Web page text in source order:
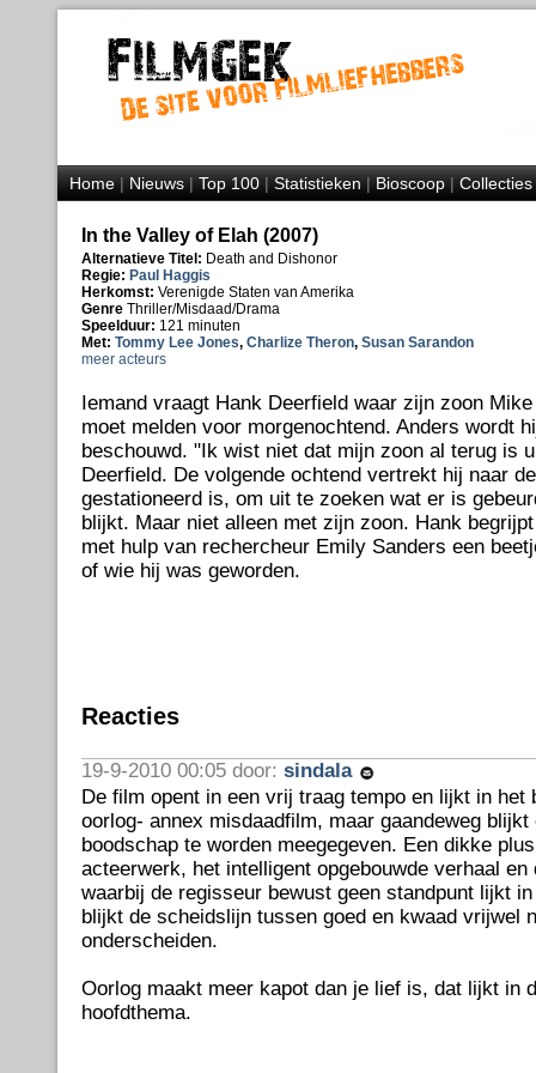
Home|Nieuws|Top 100|Statistieken|Bioscoop|Collecties
In the Valley of Elah (2007)
Alternatieve Titel: Death and Dishonor
Regie: Paul Haggis
Herkomst: Verenigde Staten van Amerika
Genre Thriller/Misdaad/Drama
Speelduur: 121 minuten
Met: Tommy Lee Jones, Charlize Theron, Susan Sarandon
meer acteurs
Iemand vraagt Hank Deerfield waar zijn zoon
moet melden voor morgenochtend. Anders wordt
beschouwd. "Ik wist niet dat mijn zoon al terug is
Deerfield. De volgende ochtend vertrekt hij naar
gestationeerd is, om uit te zoeken wat er is
blijkt. Maar niet alleen met zijn zoon. Hank
met hulp van rechercheur Emily Sanders een
of wie hij was geworden.
Reacties
19-9-2010 00:05 door: sindala
De film opent in een vrij traag tempo en lijkt in het
oorlog- annex misdaadfilm, maar gaandeweg blijkt
boodschap te worden meegegeven. Een dikke
acteerwerk, het intelligent opgebouwde verhaal en
waarbij de regisseur bewust geen standpunt lijkt
blijkt de scheidslijn tussen goed en kwaad vrijwel
onderscheiden.
Oorlog maakt meer kapot dan je lief is, dat lijkt in
hoofdthema.